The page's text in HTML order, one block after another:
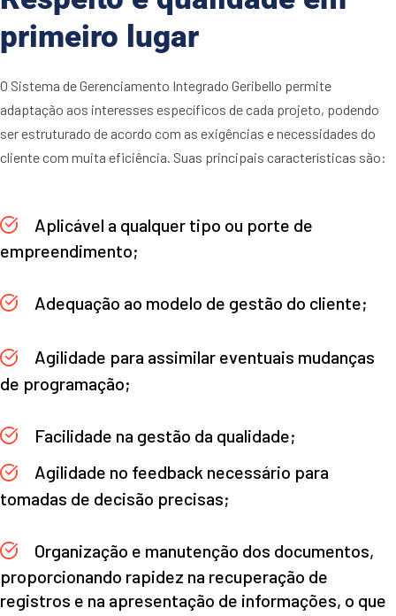
primeiro lugar
O Sistema de Gerenciamento Integrado Geribello permite
adaptação aos interesses específicos de cada projeto, podendo
ser estruturado de acordo com as exigências e necessidades do
cliente com muita eficiência. Suas principais características são:
Aplicável a qualquer tipo ou porte de
empreendimento;
Adequação ao modelo de gestão do cliente;
Agilidade para assimilar eventuais mudanças
de programação;
Facilidade na gestão da qualidade;
Agilidade no feedback necessário para
tomadas de decisão precisas;
Organização e manutenção dos documentos,
proporcionando rapidez na recuperação de
registros e na apresentação de informações, o que